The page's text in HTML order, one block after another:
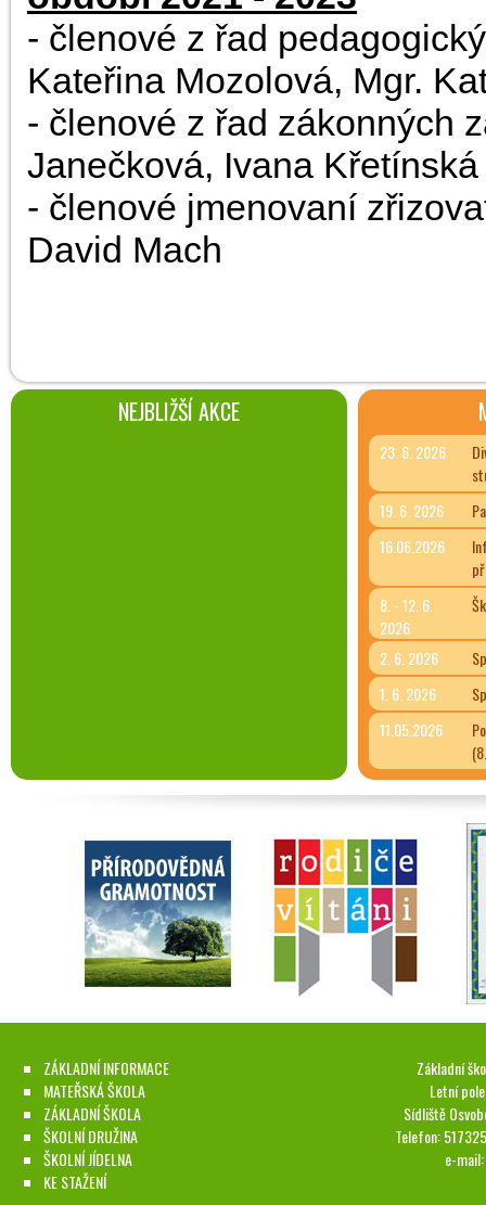
- členové z řad
Kateřina Mozolová, Mgr.
- členové z řad zákonných
Janečková, Ivana Křetínská
- členové jmenovaní
David Mach
NEJBLIŽŠÍ AKCE
23. 6. 2026
19. 6. 2026
16.06.2026
8. - 12. 6.
2026
2. 6. 2026
1. 6. 2026
11.05.2026
ZÁKLADNÍ INFORMACE
MATEŘSKÁ ŠKOLA
ZÁKLADNÍ ŠKOLA
ŠKOLNÍ DRUŽINA
ŠKOLNÍ JÍDELNA
KE STAŽENÍ
Základní
Letní
Sídliště
Telefon:
e-mail: